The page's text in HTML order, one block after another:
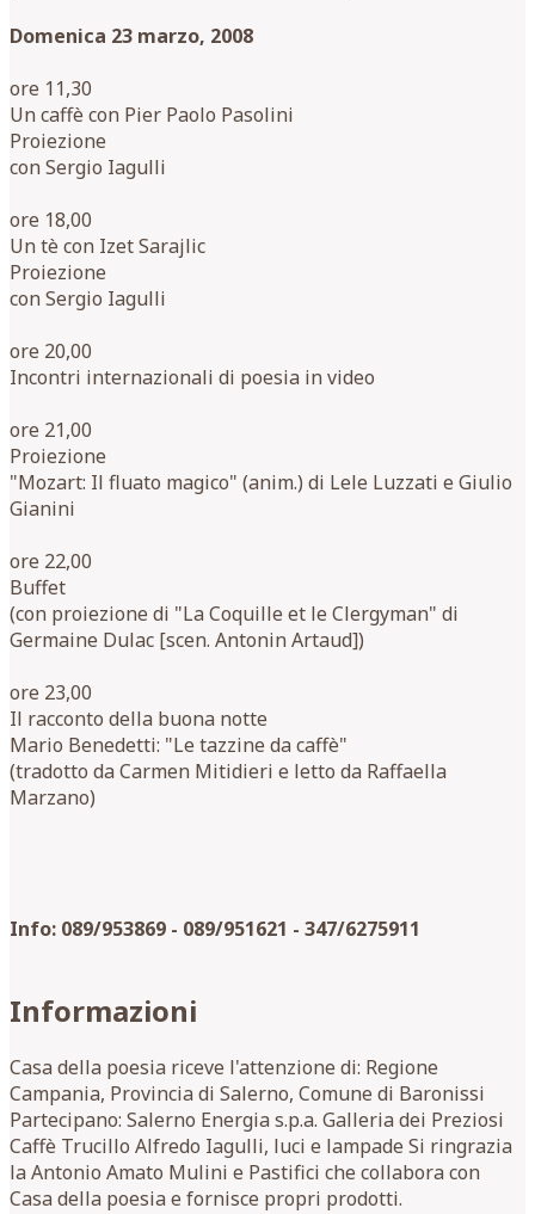
Domenica 23 marzo, 2008
ore 11,30
Un caffè con Pier Paolo Pasolini
Proiezione
con Sergio Iagulli
ore 18,00
Un tè con Izet Sarajlic
Proiezione
con Sergio Iagulli
ore 20,00
Incontri internazionali di poesia in video
ore 21,00
Proiezione
"Mozart: Il fluato magico" (anim.) di Lele Luzzati e Giulio
Gianini
ore 22,00
Buffet
(con proiezione di "La Coquille et le Clergyman" di
Germaine Dulac [scen. Antonin Artaud])
ore 23,00
Il racconto della buona notte
Mario Benedetti: "Le tazzine da caffè"
(tradotto da Carmen Mitidieri e letto da Raffaella
Marzano)
Info: 089/953869 - 089/951621 - 347/6275911
Informazioni
Casa della poesia riceve l'attenzione di: Regione
Campania, Provincia di Salerno, Comune di Baronissi
Partecipano: Salerno Energia s.p.a. Galleria dei Preziosi
Caffè Trucillo Alfredo Iagulli, luci e lampade Si ringrazia
la Antonio Amato Mulini e Pastifici che collabora con
Casa della poesia e fornisce propri prodotti.